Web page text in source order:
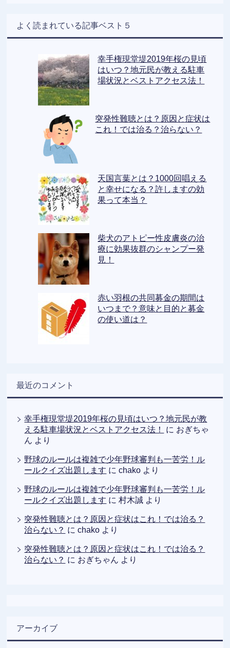
よく読まれている記事ベスト５
幸手権現堂堤2019年桜の見頃
はいつ？地元民が教える駐車
場状況とベストアクセス法！
突発性難聴とは？原因と症状は
これ！では治る？治らない？
天国言葉とは？1000回唱える
と幸せになる？許しますの効
果って本当？
柴犬のアトピー性皮膚炎の治
療に効果抜群のシャンプー発
見！
赤い羽根の共同募金の期間は
いつまで？意味と目的と募金
の使い道は？
最近のコメント
幸手権現堂堤2019年桜の見頃はいつ？地元民が教
える駐車場状況とベストアクセス法！
に おぎちゃ
ん より
野球のルールは複雑で少年野球審判も一苦労！ル
ールクイズ出題します にchako より
野球のルールは複雑で少年野球審判も一苦労！ル
ールクイズ出題します に村木誠 より
突発性難聴とは？原因と症状はこれ！では治る？
治らない？ にchako より
突発性難聴とは？原因と症状はこれ！では治る？
治らない？ に おぎちゃん より
アーカイブ